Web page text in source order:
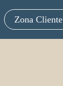
Zona Cliente